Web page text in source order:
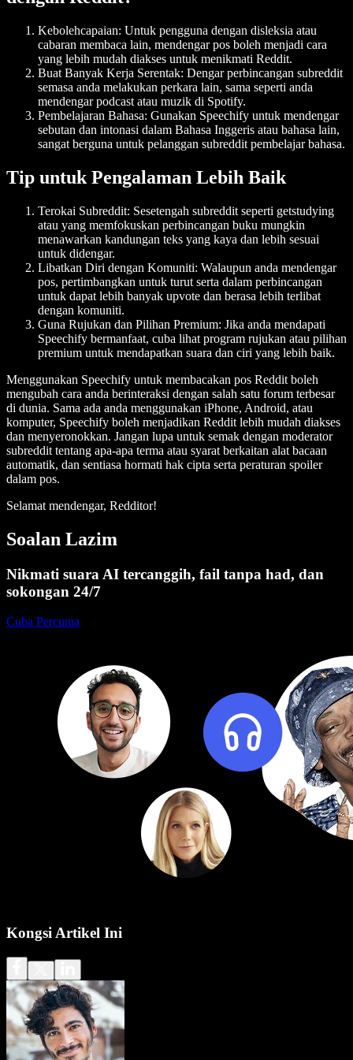
Kebolehcapaian: Untuk pengguna dengan disleksia atau
cabaran membaca lain, mendengar pos boleh menjadi cara
yang lebih mudah diakses untuk menikmati Reddit.
Buat Banyak Kerja Serentak: Dengar perbincangan subreddit
semasa anda melakukan perkara lain, sama seperti anda
mendengar podcast atau muzik di Spotify.
Pembelajaran Bahasa: Gunakan Speechify untuk mendengar
sebutan dan intonasi dalam Bahasa Inggeris atau bahasa lain,
sangat berguna untuk pelanggan subreddit pembelajar bahasa.
Tip untuk Pengalaman Lebih Baik
Terokai Subreddit: Sesetengah subreddit seperti getstudying
atau yang memfokuskan perbincangan buku mungkin
menawarkan kandungan teks yang kaya dan lebih sesuai
untuk didengar.
Libatkan Diri dengan Komuniti: Walaupun anda mendengar
pos, pertimbangkan untuk turut serta dalam perbincangan
untuk dapat lebih banyak upvote dan berasa lebih terlibat
dengan komuniti.
Guna Rujukan dan Pilihan Premium: Jika anda mendapati
Speechify bermanfaat, cuba lihat program rujukan atau pilihan
premium untuk mendapatkan suara dan ciri yang lebih baik.
Menggunakan Speechify untuk membacakan pos Reddit boleh
mengubah cara anda berinteraksi dengan salah satu forum terbesar
di dunia. Sama ada anda menggunakan iPhone, Android, atau
komputer, Speechify boleh menjadikan Reddit lebih mudah diakses
dan menyeronokkan. Jangan lupa untuk semak dengan moderator
subreddit tentang apa-apa terma atau syarat berkaitan alat bacaan
automatik, dan sentiasa hormati hak cipta serta peraturan spoiler
dalam pos.
Selamat mendengar, Redditor!
Soalan Lazim
Nikmati suara AI tercanggih, fail tanpa had, dan
sokongan 24/7
Cuba Percuma
Kongsi Artikel Ini